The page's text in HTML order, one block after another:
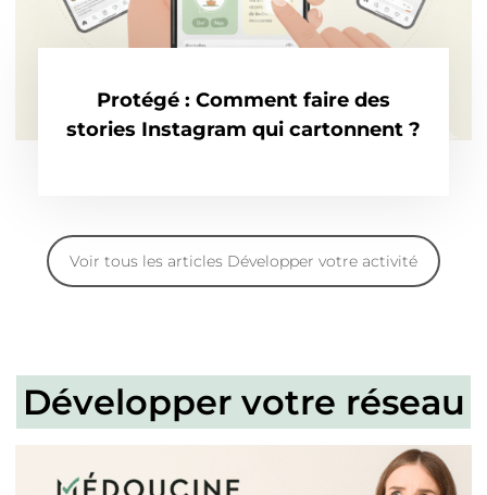
Protégé : Comment faire des
stories Instagram qui cartonnent ?
Voir tous les articles Développer votre activité
Développer votre réseau